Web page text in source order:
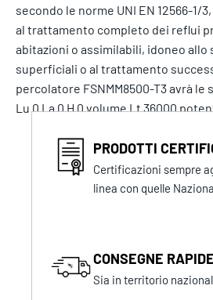
secondo le norme UNI EN 12566-1/
al trattamento completo dei reflui
abitazioni o assimilabili, idoneo allo
superficiali o al trattamento
percolatore FSNMM8500-T3 avrà
Lu 0 La 0 H 0 volume Lt 36000
PRODOTTI
Certificazioni sempre
linea con quelle
CONSEGNE
Sia in territorio